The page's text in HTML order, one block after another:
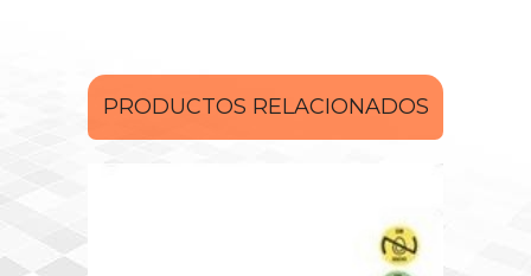
PRODUCTOS RELACIONADOS